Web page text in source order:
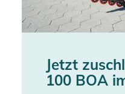
Jetzt
100 BOA